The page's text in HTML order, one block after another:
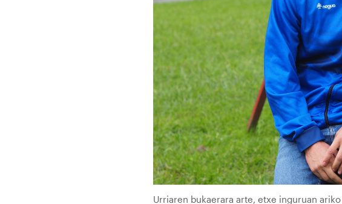
Urriaren bukaerara arte, etxe inguruan